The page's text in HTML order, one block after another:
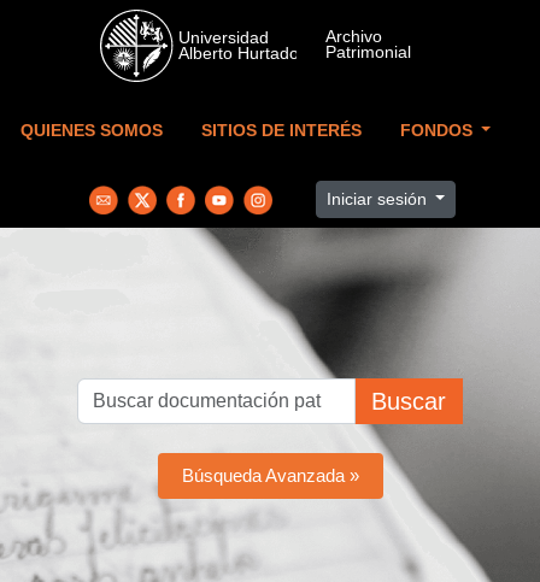
Skip to main content
QUIENES SOMOS SITIOS DE INTERÉS FONDOS
Iniciar sesión
Buscar
Búsqueda Avanzada »